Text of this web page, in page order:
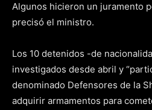
Algunos hicieron un juramento
precisó el ministro.
Los 10 detenidos -de
investigados desde abril y
denominado Defensores de la
adquirir armamentos para